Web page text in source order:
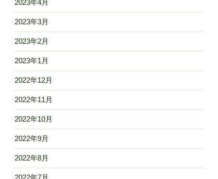
2023年4月
2023年3月
2023年2月
2023年1月
2022年12月
2022年11月
2022年10月
2022年9月
2022年8月
2022年7月